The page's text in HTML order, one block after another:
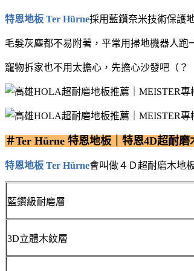
特恩地板 Ter Hürne採⽤藍鑽奈米技術保護
毛髮灰塵都不易附著，平常用掃地機器人跑
寵物拆家也不用太擔心，先擔心沙發吧（？
＃Ter Hürne 特恩地板｜特恩4D超耐磨
特恩地板 Ter Hürne會叫做４Ｄ超耐磨木地
藍鑽級耐磨層
3D立體木紋層